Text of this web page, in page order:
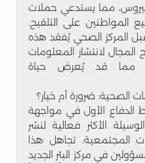
مما يستدعي حملات
المواطنين على التلقيح.
المركز الصحي يُفقد هذه
المجال لانتشار المعلومات
مما قد يُعرض حياة
الصحية: ضرورة أم خيار؟
الدفاع الأول في مواجهة
الأكثر فعالية لنشر
المجتمعية. تجاهل هذا
في مركز البئر الجديد